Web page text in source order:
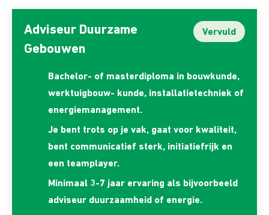
Vervuld
Adviseur Duurzame
Gebouwen
Bachelor- of masterdiploma in bouwkunde,
werktuigbouw- kunde, installatietechniek of
energiemanagement.
Je bent trots op je vak, gaat voor kwaliteit,
bent communicatief sterk, initiatiefrijk en
een teamplayer.
Minimaal 3-7 jaar ervaring als bijvoorbeeld
adviseur duurzaamheid of energie.